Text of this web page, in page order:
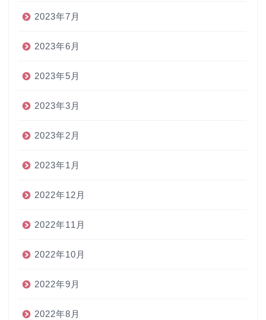
2023年7月
2023年6月
2023年5月
2023年3月
2023年2月
2023年1月
2022年12月
2022年11月
2022年10月
2022年9月
2022年8月